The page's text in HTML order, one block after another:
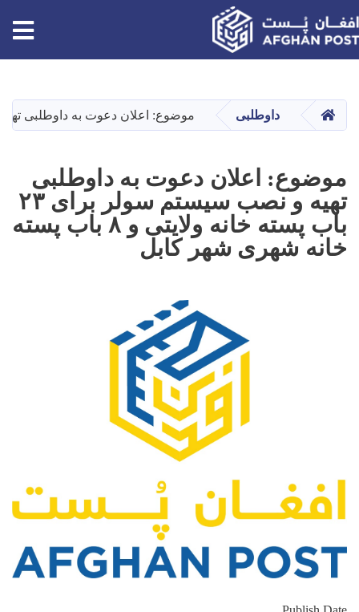
main
content
HOME داوطلبی موضوع: اعلان دعوت به داوطلبی تهیه و نصب سیستم سولر برای ۲۳
موضوع: اعلان دعوت به داوطلبی
تهیه و نصب سیستم سولر برای ۲۳
باب پسته خانه ولایتی و ۸ باب پسته
خانه شهری شهر کابل